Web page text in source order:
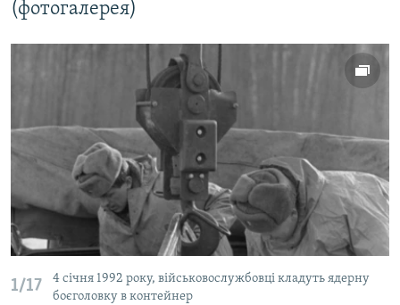
(фотогалерея)
1/17
4 січня 1992 року, військовослужбовці кладуть ядерну
боєголовку в контейнер